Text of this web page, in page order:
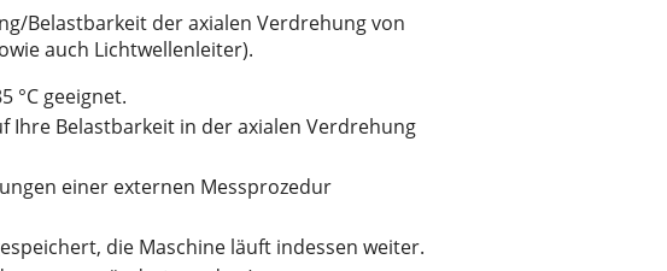
Belastbarkeit der axialen Verdrehung von
auch Lichtwellenleiter).
°C geeignet.
Ihre Belastbarkeit in der axialen Verdrehung
einer externen Messprozedur
die Maschine läuft indessen weiter.